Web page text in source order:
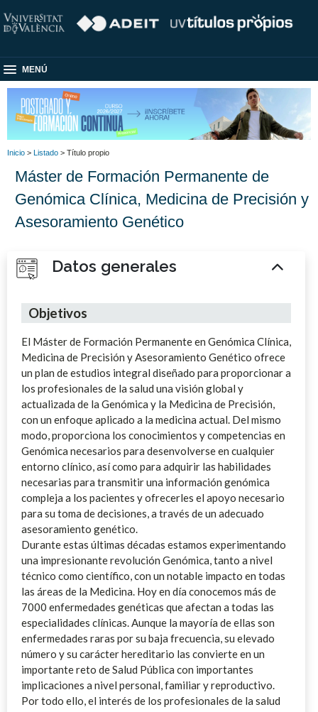
MENÚ
Inicio > Listado > Título propio
Máster de Formación Permanente de
Genómica Clínica, Medicina de Precisión y
Asesoramiento Genético
Datos generales
Objetivos
El Máster de Formación Permanente en Genómica Clínica,
Medicina de Precisión y Asesoramiento Genético ofrece
un plan de estudios integral diseñado para proporcionar a
los profesionales de la salud una visión global y
actualizada de la Genómica y la Medicina de Precisión,
con un enfoque aplicado a la medicina actual. Del mismo
modo, proporciona los conocimientos y competencias en
Genómica necesarios para desenvolverse en cualquier
entorno clínico, así como para adquirir las habilidades
necesarias para transmitir una información genómica
compleja a los pacientes y ofrecerles el apoyo necesario
para su toma de decisiones, a través de un adecuado
asesoramiento genético.
Durante estas últimas décadas estamos experimentando
una impresionante revolución Genómica, tanto a nivel
técnico como científico, con un notable impacto en todas
las áreas de la Medicina. Hoy en día conocemos más de
7000 enfermedades genéticas que afectan a todas las
especialidades clínicas. Aunque la mayoría de ellas son
enfermedades raras por su baja frecuencia, su elevado
número y su carácter hereditario las convierte en un
importante reto de Salud Pública con importantes
implicaciones a nivel personal, familiar y reproductivo.
Por todo ello, el interés de los profesionales de la salud